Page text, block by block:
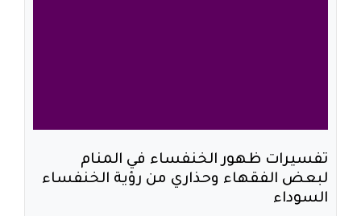
تفسيرات ظهور الخنفساء في المنام
لبعض الفقهاء وحذاري من رؤية الخنفساء
السوداء